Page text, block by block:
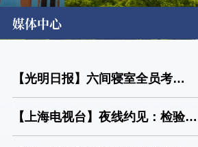
媒体中心
【光明日报】六间寝室全员考
研“上岸” 上理工健康学院一体化
育人赋能成长
【上海电视台】夜线约见：检验硕
博成色，什么才是“金标准”？